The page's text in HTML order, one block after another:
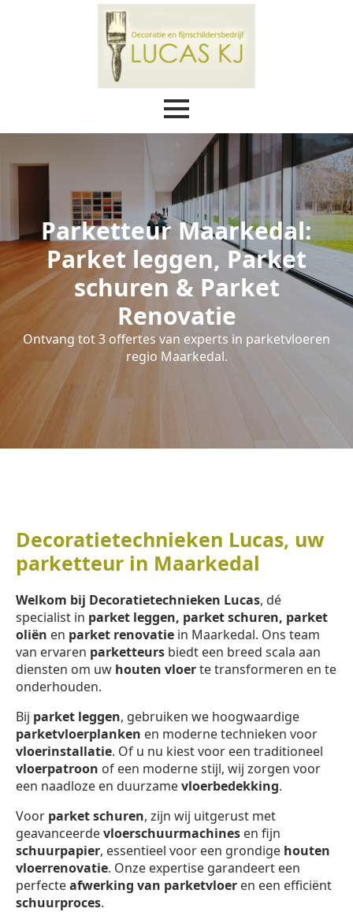
Parketteur Maarkedal:
Parket leggen, Parket
schuren & Parket
Renovatie
Ontvang tot 3 offertes van experts in parketvloeren
regio Maarkedal.
Decoratietechnieken Lucas, uw
parketteur in Maarkedal
Welkom bij Decoratietechnieken Lucas, dé
specialist in parket leggen, parket schuren, parket
oliën en parket renovatie in Maarkedal. Ons team
van ervaren parketteurs biedt een breed scala aan
diensten om uw houten vloerte transformeren en te
onderhouden.
Bij parket leggen, gebruiken we hoogwaardige
parketvloerplanken en moderne technieken voor
vloerinstallatie. Of u nu kiest voor een traditioneel
vloerpatroon of een moderne stijl, wij zorgen voor
een naadloze en duurzamevloerbedekking.
Voor parket schuren, zijn wij uitgerust met
geavanceerdevloerschuurmachines en fijn
schuurpapier, essentieel voor een grondige houten
vloerrenovatie. Onze expertise garandeert een
perfecteafwerking van parketvloer en een efficiënt
schuurproces.